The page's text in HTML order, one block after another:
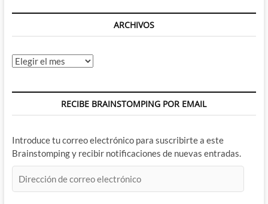
ARCHIVOS
Archivos
RECIBE BRAINSTOMPING POR EMAIL
Introduce tu correo electrónico para suscribirte a este
Brainstomping y recibir notificaciones de nuevas entradas.
de